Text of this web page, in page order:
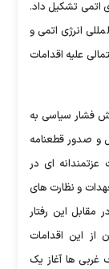
اتمی تشکیل داد.
انرژی اتمی و
علیه اقدامات
فشار سیاسی به
و صدور قطعنامه
ای در
و نظارت های
مقابل این رفتار
از این اقدامات
غربی ها آغاز یک